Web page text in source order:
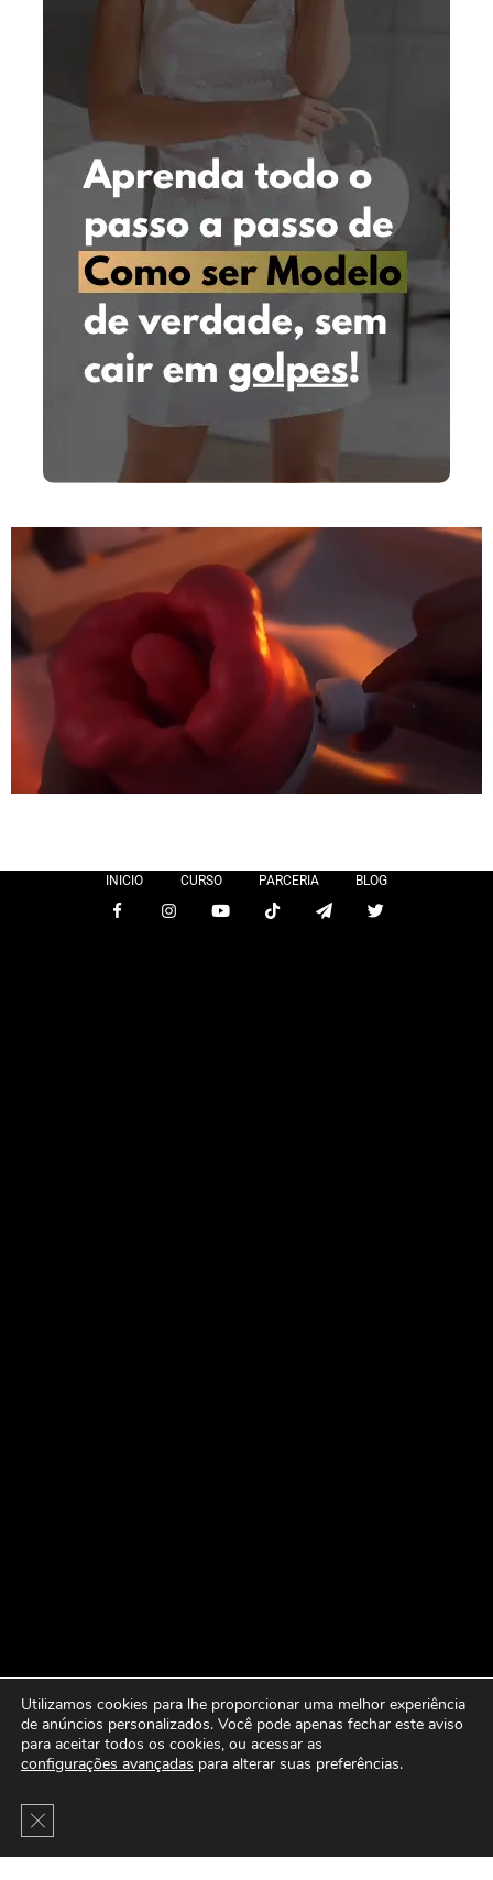
INICIO CURSO PARCERIA BLOG
Utilizamos cookies para lhe proporcionar uma melhor experiência
de anúncios personalizados. Você pode apenas fechar este aviso
para aceitar todos os cookies, ou acessar as
configurações avançadas para alterar suas preferências.
Close GDPR Cookie Banner